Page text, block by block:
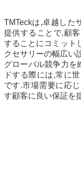
TMTeckは,卓越した
提供することで,顧
することにコミット
クセサリーの幅広い
グローバル競争力を
ドする際には,常に
です.市場需要に応
す顧客に良い保証を